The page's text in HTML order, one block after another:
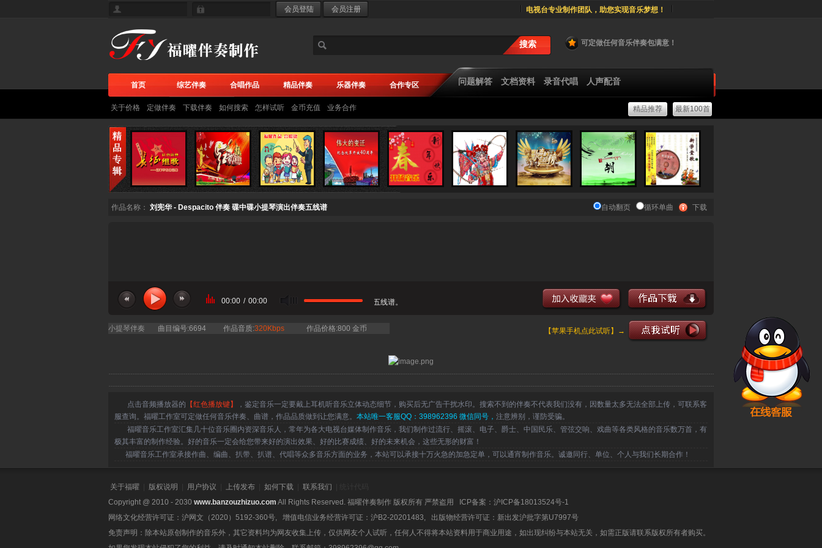
电视台专业制作团队，助您实现音乐梦想！
可定做任何音乐伴奏包满意！
首页 综艺伴奏 合唱作品 精品伴奏 乐器伴奏 合作专区 问题解答 文档资料 录音代唱 人声配音
精品推荐 最新100首
关于价格 定做伴奏 下载伴奏 如何搜索 怎样试听 金币充值 业务合作
自动翻页 循环单曲 下载
作品名称： 刘宪华 - Despacito 伴奏 碟中碟小提琴演出伴奏五线谱
当前曲目：刘宪华 - Despacito 伴奏 碟中碟小提琴演出伴奏五线谱。
00:00 / 00:00
小提琴伴奏 曲目编号:6694 作品音质:320Kbps 作品价格:800 金币 【苹果手机点此试听】→
点击音频播放器的 【红色播放键】
，鉴定音乐一定要戴上耳机听音乐立体动态细节，购买后无广告干扰水印。搜索不到的伴奏不代表我们没有，因数量太多无法全部上传，可联系客
服查询。福曜工作室可定做任何音乐伴奏、曲谱，作品品质做到让您满意。 本站唯一客服QQ：398962396 微信同号， 注意辨别，谨防受骗。
福曜音乐工作室汇集几十位音乐圈内资深音乐人，常年为各大电视台媒体制作音乐，我们制作过流行、摇滚、电子、爵士、中国民乐、管弦交响、戏曲等各类风格的音乐数万首，有
极其丰富的制作经验。好的音乐一定会给您带来好的演出效果、好的比赛成绩、好的未来机会，这些无形的财富！
福曜音乐工作室承接作曲、编曲、扒带、扒谱、代唱等众多音乐方面的业务，本站可以承接十万火急的加急定单，可以通宵制作音乐。诚邀同行、单位、个人与我们长期合作！
关于福曜 版权说明 用户协议 上传发布 如何下载 联系我们
Copyright @ 2010 - 2030 www.banzouzhizuo.com All Rights Reserved. 福曜伴奏制作 版权所有 严禁盗用 ICP备案： 沪ICP备18013524号-1
网络文化经营许可证：沪网文（2020）5192-360号, 增值电信业务经营许可证：沪B2-20201483, 出版物经营许可证：新出发沪批字第U7997号
免责声明：除本站原创制作的音乐外，其它资料均为网友收集上传，仅供网友个人试听，任何人不得将本站资料用于商业用途，如出现纠纷与本站无关，如需正版请联系版权所有者购买。